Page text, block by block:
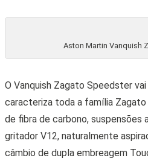
Aston Martin Vanquish
O Vanquish Zagato Speedster
caracteriza toda a família
de fibra de carbono, suspensões
gritador V12, naturalmente
câmbio de dupla embreagem